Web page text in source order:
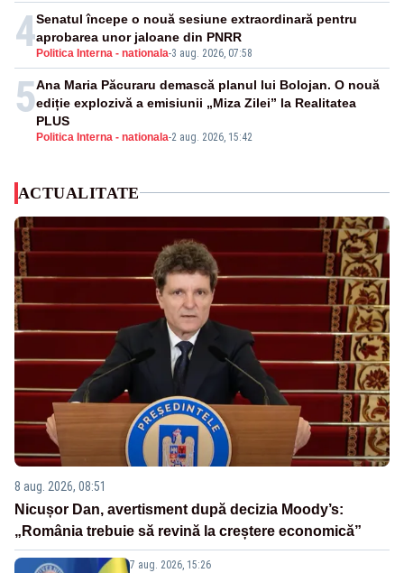
4Politica Interna - nationala-3 aug. 2026, 07:58
Senatul începe o nouă sesiune extraordinară pentru
aprobarea unor jaloane din PNRR
5
Politica Interna - nationala-2 aug. 2026, 15:42
Ana Maria Păcuraru demască planul lui Bolojan. O nouă
ediție explozivă a emisiunii „Miza Zilei” la Realitatea
PLUS
ACTUALITATE
8 aug. 2026, 08:51
Nicușor Dan, avertisment după decizia Moody’s:
„România trebuie să revină la creștere economică”
7 aug. 2026, 15:26